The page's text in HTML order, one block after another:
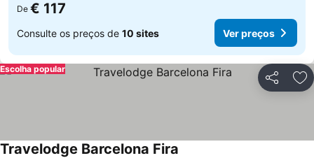
De € 117
Consulte os preços de 10 sites Ver preços
Partilhar
Escolha popular
Travelodge Barcelona Fira